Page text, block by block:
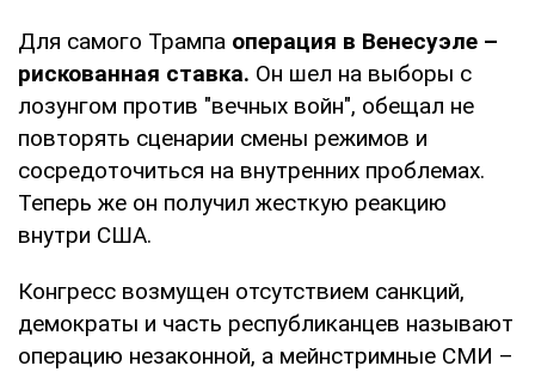
Для самого Трампа операция в Венесуэле –
рискованная ставка. Он шел на выборы с
лозунгом против "вечных войн", обещал не
повторять сценарии смены режимов и
сосредоточиться на внутренних проблемах.
Теперь же он получил жесткую реакцию
внутри США.
Конгресс возмущен отсутствием санкций,
демократы и часть республиканцев называют
операцию незаконной, а мейнстримные СМИ –